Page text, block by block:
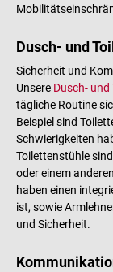
Dusch- und
Sicherheit und
Unsere Dusch-
tägliche Routine
Beispiel sind
Schwierigkeiten
Toilettenstühle
oder einem
haben einen
ist, sowie
und Sicherheit.